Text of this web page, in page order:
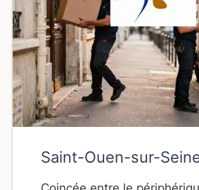
Saint-Ouen-sur-